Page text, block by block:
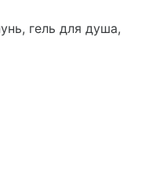
гель для душа,